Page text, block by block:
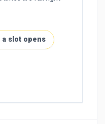
a slot opens